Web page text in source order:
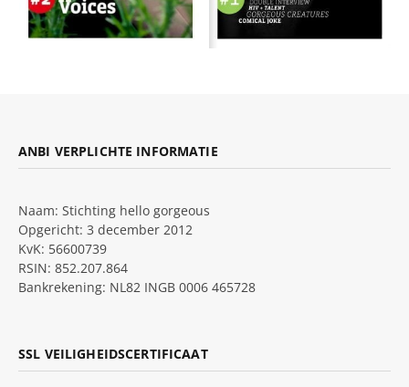
ANBI VERPLICHTE INFORMATIE
Naam: Stichting hello gorgeous
Opgericht: 3 december 2012
KvK: 56600739
RSIN: 852.207.864
Bankrekening: NL82 INGB 0006 465728
SSL VEILIGHEIDSCERTIFICAAT